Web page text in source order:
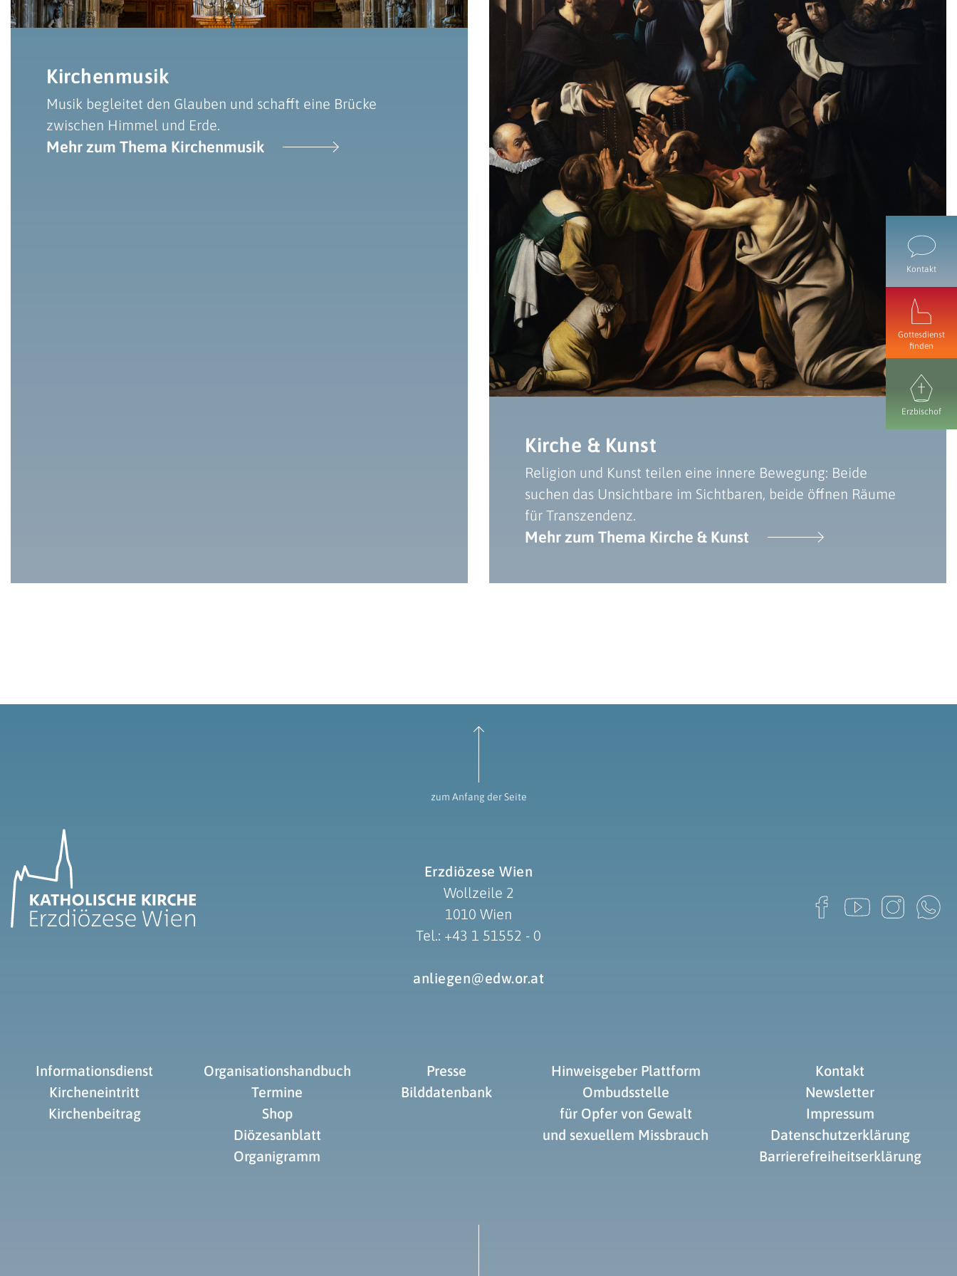
Kontakt
Gottesdienst
finden
Erzbischof
Kirchenmusik
Musik begleitet den Glauben und schafft eine Brücke
zwischen Himmel und Erde.
Mehr zum Thema Kirchenmusik
Kirche & Kunst
Religion und Kunst teilen eine innere Bewegung: Beide
suchen das Unsichtbare im Sichtbaren, beide öffnen Räume
für Transzendenz.
Mehr zum Thema Kirche & Kunst
zum Anfang der Seite
Erzdiözese Wien
Wollzeile 2
1010 Wien
Tel.: +43 1 51552 - 0
anliegen@edw.or.at
Informationsdienst
Kircheneintritt
Kirchenbeitrag
Organisationshandbuch
Termine
Shop
Diözesanblatt
Organigramm
Presse
Bilddatenbank
Hinweisgeber Plattform
Ombudsstelle
für Opfer von Gewalt
und sexuellem Missbrauch
Kontakt
Newsletter
Impressum
Datenschutzerklärung
Barrierefreiheitserklärung